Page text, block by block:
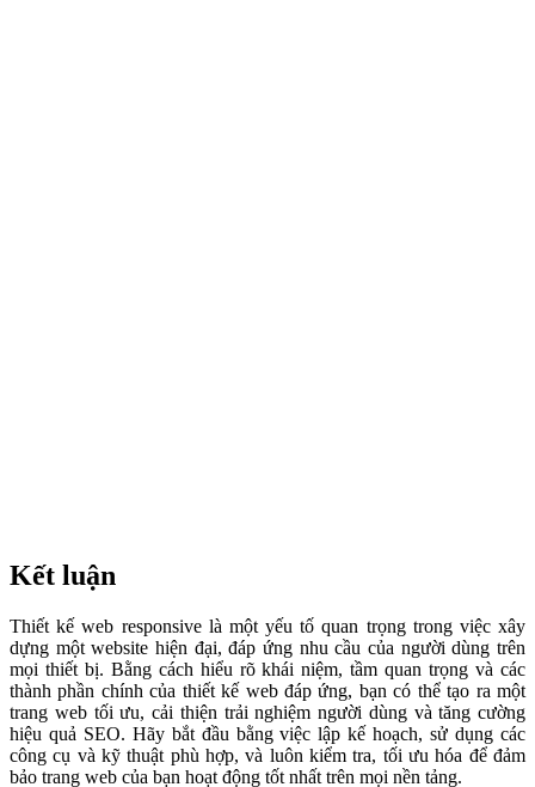
Kết luận
Thiết kế web responsive là một yếu tố quan trọng trong việc xây
dựng một website hiện đại, đáp ứng nhu cầu của người dùng trên
mọi thiết bị. Bằng cách hiểu rõ khái niệm, tầm quan trọng và các
thành phần chính của thiết kế web đáp ứng, bạn có thể tạo ra một
trang web tối ưu, cải thiện trải nghiệm người dùng và tăng cường
hiệu quả SEO. Hãy bắt đầu bằng việc lập kế hoạch, sử dụng các
công cụ và kỹ thuật phù hợp, và luôn kiểm tra, tối ưu hóa để đảm
bảo trang web của bạn hoạt động tốt nhất trên mọi nền tảng.